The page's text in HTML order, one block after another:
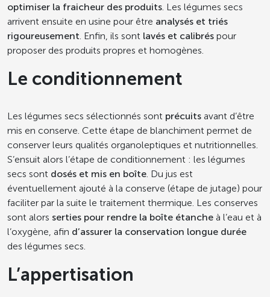
optimiser la fraicheur des produits . Les légumes secs
arrivent ensuite en usine pour être analysés et triés
rigoureusement . Enfin, ils sont lavés et calibrés pour
proposer des produits propres et homogènes.
Le conditionnement
Les légumes secs sélectionnés sont précuits avant d’être
mis en conserve. Cette étape de blanchiment permet de
conserver leurs qualités organoleptiques et nutritionnelles.
S’ensuit alors l’étape de conditionnement : les légumes
secs sont dosés et mis en boîte . Du jus est
éventuellement ajouté à la conserve (étape de jutage) pour
faciliter par la suite le traitement thermique. Les conserves
sont alors serties pour rendre la boîte étanche à l’eau et à
l’oxygène, afin d’assurer la conservation longue durée
des légumes secs.
L’appertisation